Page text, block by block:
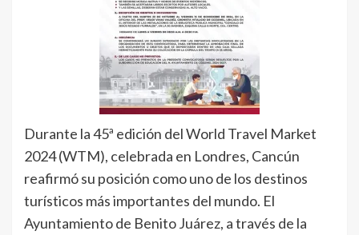
Durante la 45ª edición del World Travel Market
2024 (WTM), celebrada en Londres, Cancún
reafirmó su posición como uno de los destinos
turísticos más importantes del mundo. El
Ayuntamiento de Benito Juárez, a través de la